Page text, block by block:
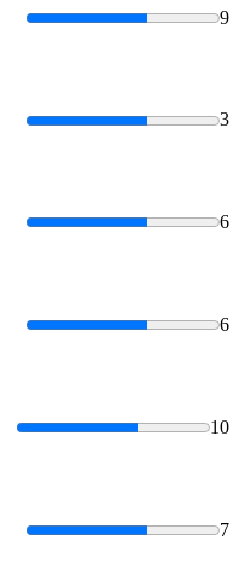
9
3
6
6
10
7